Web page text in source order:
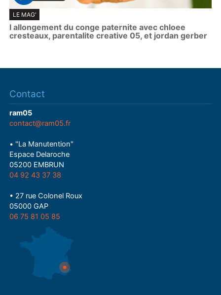
P
l
a
y
LE MAG'
l allongement du conge paternite avec chloee
cresteaux, parentalite creative 05, et jordan gerber
Contact
ram05
contact@ram05.fr
• "La Manutention"
Espace Delaroche
05200 EMBRUN
04 92 43 37 38
• 27 rue Colonel Roux
05000 GAP
06 75 81 05 85